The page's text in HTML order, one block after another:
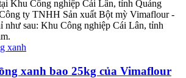
Khu Công nghiệp Cái Lân, tỉnh Quảng
ty TNHH Sản xuất Bột mỳ Vimaflour -
như sau: Khu Công nghiệp Cái Lân, tỉnh
xanh bao 25kg của Vimaflour